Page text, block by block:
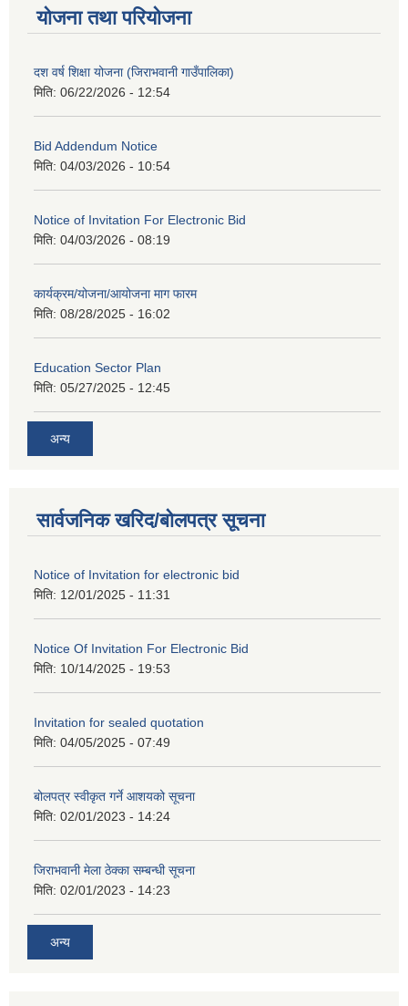
योजना तथा परियोजना
दश वर्ष शिक्षा योजना (जिराभवानी गाउँपालिका)
मिति: 06/22/2026 - 12:54
Bid Addendum Notice
मिति: 04/03/2026 - 10:54
Notice of Invitation For Electronic Bid
मिति: 04/03/2026 - 08:19
कार्यक्रम/योजना/आयोजना माग फारम
मिति: 08/28/2025 - 16:02
Education Sector Plan
मिति: 05/27/2025 - 12:45
अन्य
सार्वजनिक खरिद/बोलपत्र सूचना
Notice of Invitation for electronic bid
मिति: 12/01/2025 - 11:31
Notice Of Invitation For Electronic Bid
मिति: 10/14/2025 - 19:53
Invitation for sealed quotation
मिति: 04/05/2025 - 07:49
बोलपत्र स्वीकृत गर्ने आशयको सूचना
मिति: 02/01/2023 - 14:24
जिराभवानी मेला ठेक्का सम्बन्धी सूचना
मिति: 02/01/2023 - 14:23
अन्य